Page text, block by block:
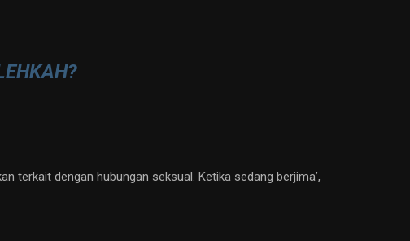
terkait dengan hubungan seksual. Ketika sedang berjima’,